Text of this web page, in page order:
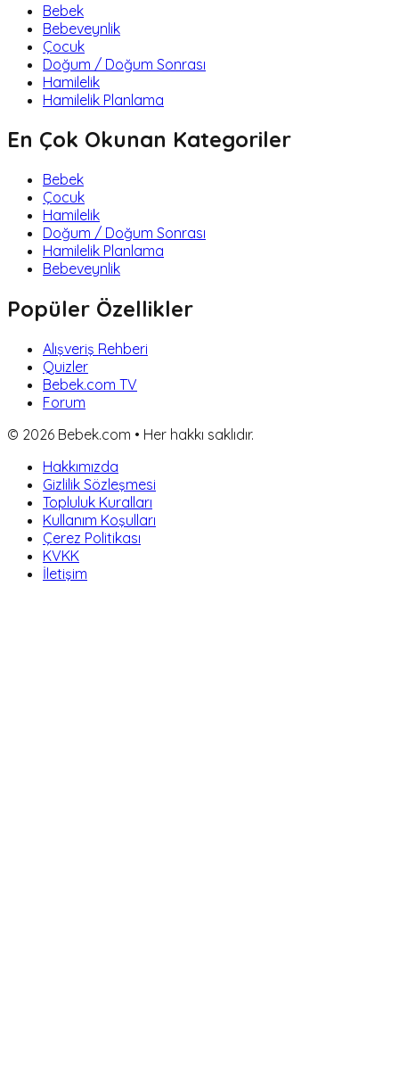
Bebek
Bebeveynlik
Çocuk
Doğum / Doğum Sonrası
Hamilelik
Hamilelik Planlama
En Çok Okunan Kategoriler
Bebek
Çocuk
Hamilelik
Doğum / Doğum Sonrası
Hamilelik Planlama
Bebeveynlik
Popüler Özellikler
Alışveriş Rehberi
Quizler
Bebek.com TV
Forum
© 2026 Bebek.com • Her hakkı saklıdır.
Hakkımızda
Gizlilik Sözleşmesi
Topluluk Kuralları
Kullanım Koşulları
Çerez Politikası
KVKK
İletişim